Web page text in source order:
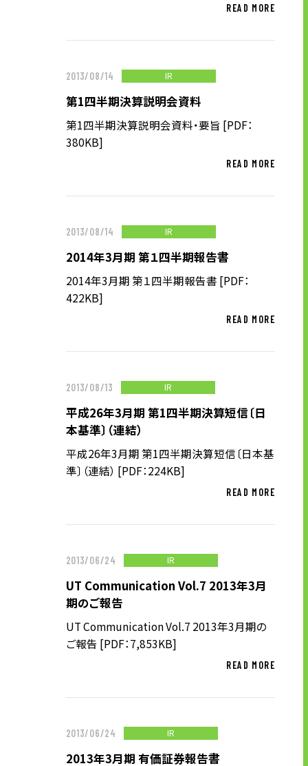
サステナビリティ指標
株主・投資家の皆様へ
株式情報
業績・財務情報
IRニュース
IRカレンダー
電子公告
企業情報TOP
企業理念
会社概要
資料ダウンロード
グループ企業一覧
本社採用情報
ソーシャルメディアポリシー
READ MORE
2013/08/14 IR
第1四半期決算説明会資料
第1四半期決算説明会資料・要旨 [PDF：
380KB]
READ MORE
2013/08/14 IR
2014年3月期 第１四半期報告書
2014年3月期 第１四半期報告書 [PDF：
422KB]
READ MORE
2013/08/13 IR
平成26年3月期 第1四半期決算短信〔日
本基準〕（連結）
平成26年3月期 第1四半期決算短信〔日本基
準〕（連結） [PDF：224KB]
READ MORE
2013/06/24 IR
UT Communication Vol.7 2013年3月
期のご報告
UT Communication Vol.7 2013年3月期の
ご報告 [PDF：7,853KB]
READ MORE
2013/06/24 IR
2013年3月期 有価証券報告書